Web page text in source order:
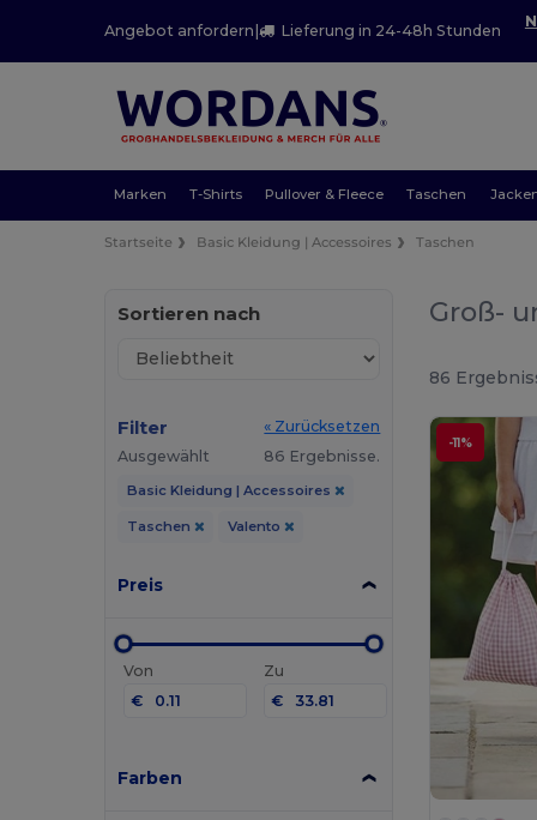
Angebot anfordern | Lieferung in 24-48h Stunden
Marken T-Shirts Pullover & Fleece Taschen
Startseite Basic Kleidung | Accessoires Taschen
Sortieren nach
Filter
« Zurücksetzen
Ausgewählt
86 Ergebnisse.
Basic Kleidung | Accessoires
Taschen Valento
Preis
Von
€
Zu
€
Farben
Groß-
86
-11%